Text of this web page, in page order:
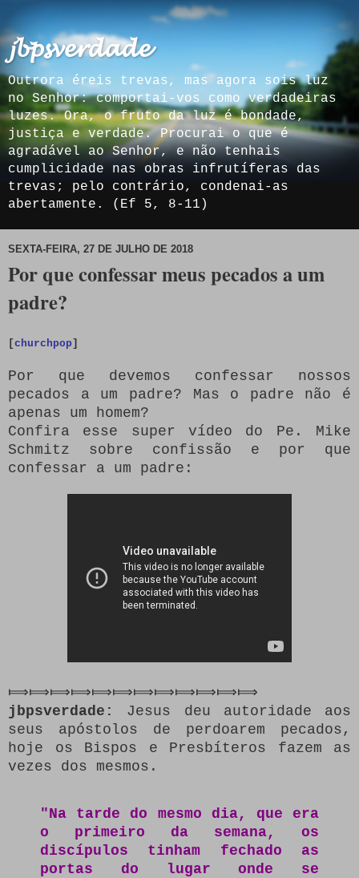
𝓳𝓫𝓹𝓼𝓿𝓮𝓻𝓭𝓪𝓭𝓮
Outrora éreis trevas, mas agora sois luz
no Senhor: comportai-vos como verdadeiras
luzes. Ora, o fruto da luz é bondade,
justiça e verdade. Procurai o que é
agradável ao Senhor, e não tenhais
cumplicidade nas obras infrutíferas das
trevas; pelo contrário, condenai-as
abertamente. (Ef 5, 8-11)
SEXTA-FEIRA, 27 DE JULHO DE 2018
Por que confessar meus pecados a um
padre?
[churchpop ]
Por que devemos confessar nossos
pecados a um padre? Mas o padre não é
apenas um homem?
Confira esse super vídeo do Pe. Mike
Schmitz sobre confissão e por que
confessar a um padre:
⟾⟾⟾⟾⟾⟾⟾⟾⟾⟾⟾⟾
jbpsverdade:
Jesus deu autoridade aos
seus apóstolos de perdoarem pecados,
hoje os Bispos e Presbíteros fazem as
vezes dos mesmos.
"Na tarde do mesmo dia, que era
o primeiro da semana, os
discípulos tinham fechado as
portas do lugar onde se